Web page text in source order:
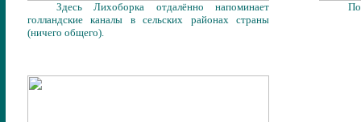
Здесь Лихоборка отдалённо напоминает
голландские каналы в сельских районах страны
(ничего общего).
По